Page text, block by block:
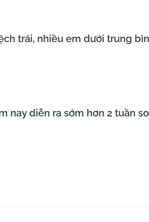
trái, nhiều em dưới trung
nay diễn ra sớm hơn 2 tuần so